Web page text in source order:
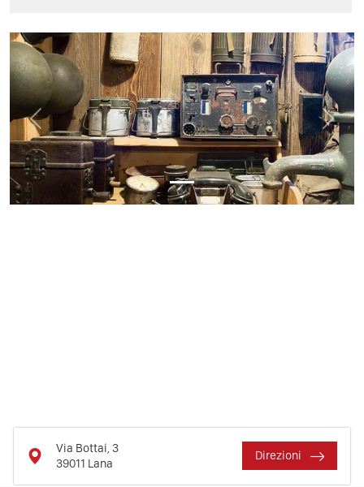
Previous Next
Via Bottai, 3
39011 Lana
Direzioni